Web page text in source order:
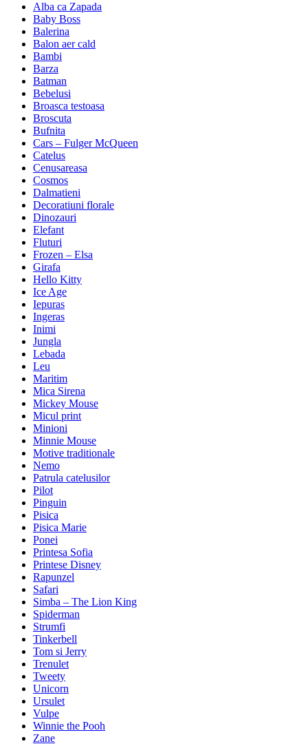
Alba ca Zapada
Baby Boss
Balerina
Balon aer cald
Bambi
Barza
Batman
Bebelusi
Broasca testoasa
Broscuta
Bufnita
Cars – Fulger McQueen
Catelus
Cenusareasa
Cosmos
Dalmatieni
Decoratiuni florale
Dinozauri
Elefant
Fluturi
Frozen – Elsa
Girafa
Hello Kitty
Ice Age
Iepuras
Ingeras
Inimi
Jungla
Lebada
Leu
Maritim
Mica Sirena
Mickey Mouse
Micul print
Minioni
Minnie Mouse
Motive traditionale
Nemo
Patrula catelusilor
Pilot
Pinguin
Pisica
Pisica Marie
Ponei
Printesa Sofia
Printese Disney
Rapunzel
Safari
Simba – The Lion King
Spiderman
Strumfi
Tinkerbell
Tom si Jerry
Trenulet
Tweety
Unicorn
Ursulet
Vulpe
Winnie the Pooh
Zane